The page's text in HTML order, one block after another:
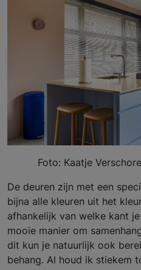
Foto: Kaatje
De deuren zijn met een
bijna alle kleuren uit het
afhankelijk van welke kant
mooie manier om
dit kun je natuurlijk ook
behang. Al houd ik stiekem